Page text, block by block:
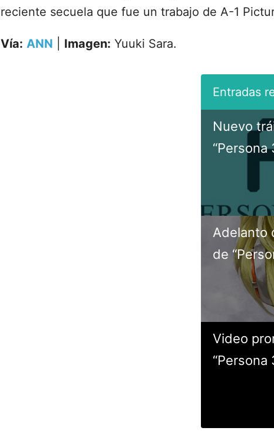
reciente secuela que fue un trabajo de A-1
Vía: ANN Imagen: Yuuki Sara.
Nuevo
“Persona
Adelanto
de
Video
“Persona